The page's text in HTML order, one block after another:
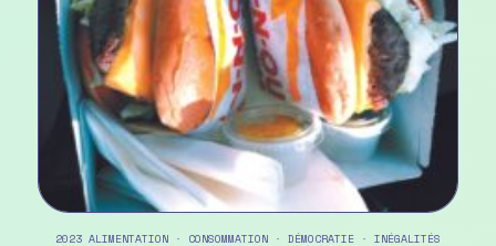
2023 ALIMENTATION · CONSOMMATION · DÉMOCRATIE · INÉGALITÉS